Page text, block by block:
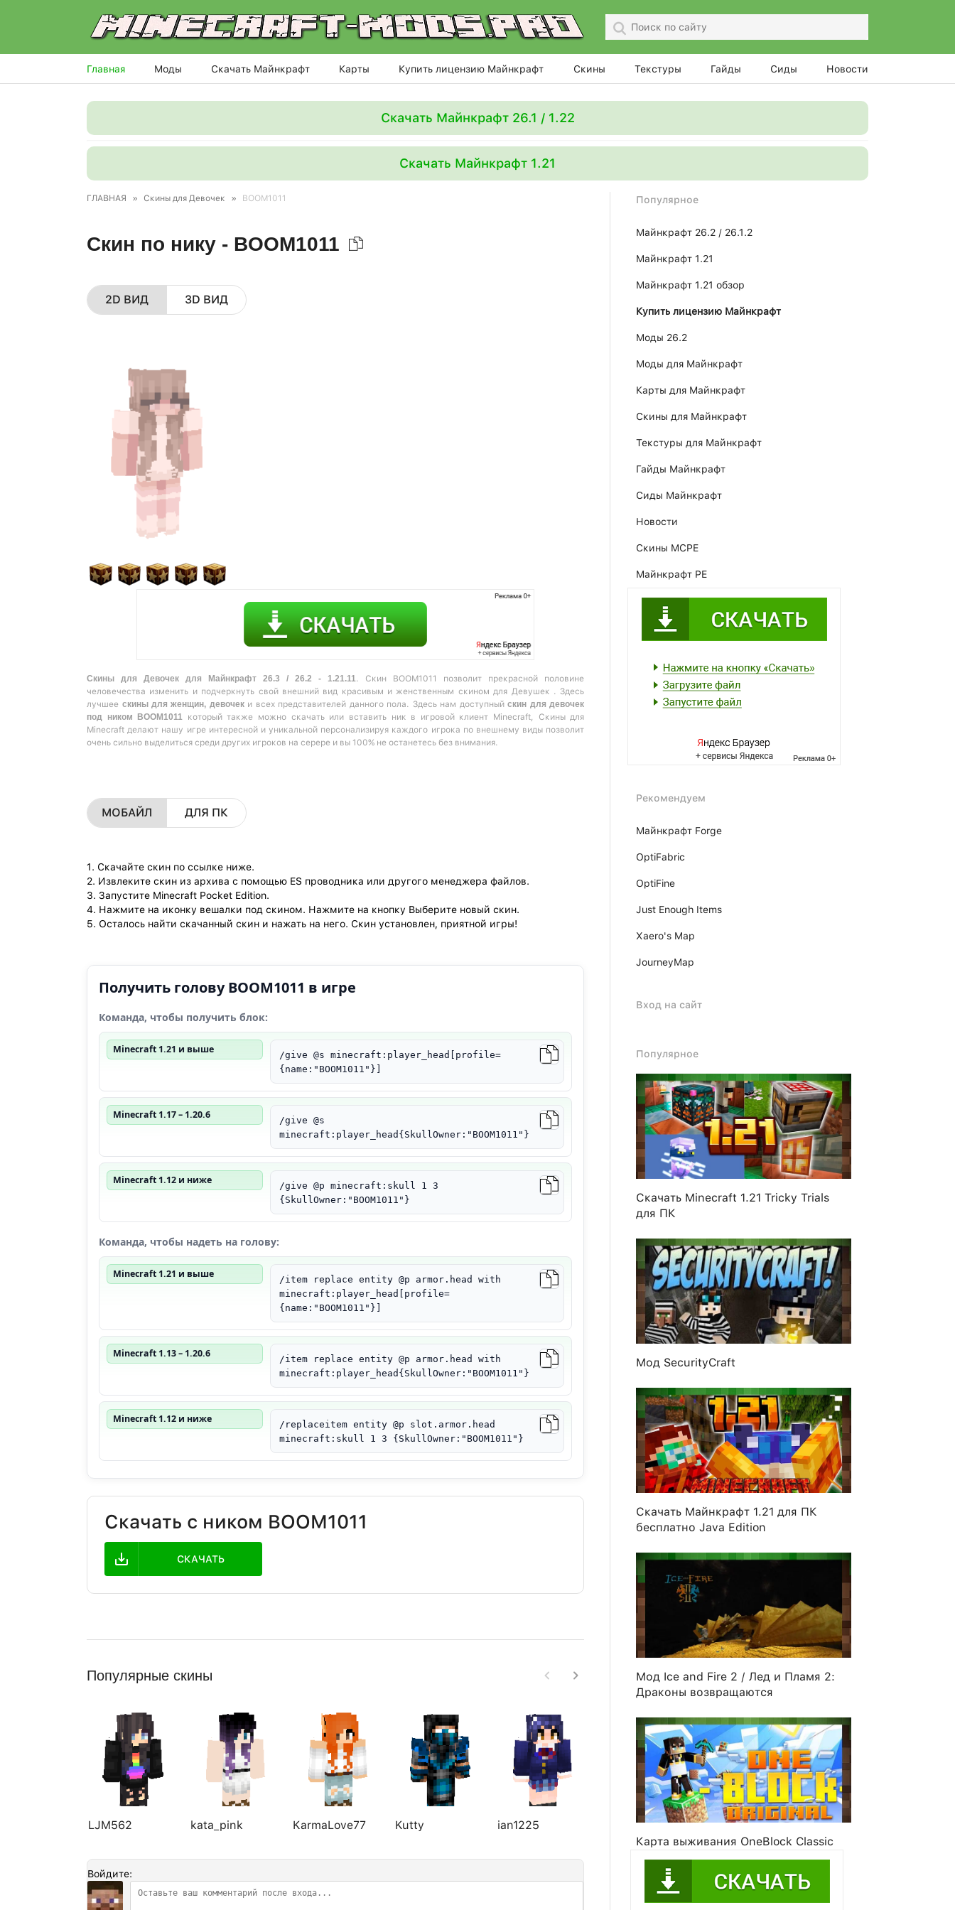
Главная Моды Скачать Майнкрафт Карты Купить лицензию Майнкрафт Скины Текстуры Гайды Сиды Новости
Скачать Майнкрафт 26.1 / 1.22
Скачать Майнкрафт 1.21
ГЛАВНАЯ » Скины для Девочек » BOOM1011
Скин по нику - BOOM1011
2D ВИД 3D ВИД
Скины для Девочек для Майнкрафт 26.3 / 26.2 - 1.21.11 . Скин BOOM1011 позволит прекрасной половине
человечества изменить и подчеркнуть свой внешний вид красивым и женственным скином для Девушек . Здесь
лучшее скины для женщин, девочеки всех представителей данного пола. Здесь нам доступныйскин для девочек
под ником BOOM1011 который также можно скачать или вставить ник в игровой клиент Minecraft, Скины для
Minecraft делают нашу игре интересной и уникальной персонализируя каждого игрока по внешнему виды позволит
очень сильно выделиться среди других игроков на серере и вы 100% не останетесь без внимания.
МОБАЙЛ ДЛЯ ПК
1. Скачайте скин по ссылке ниже.
2. Извлеките скин из архива с помощью ES проводника или другого менеджера файлов.
3. Запустите Minecraft Pocket Edition.
4. Нажмите на иконку вешалки под скином. Нажмите на кнопку Выберите новый скин.
5. Осталось найти скачанный скин и нажать на него. Скин установлен, приятной игры!
Получить голову BOOM1011 в игре
Команда, чтобы получить блок:
Minecraft 1.21 и выше
/give @s minecraft:player_head[profile=
{name:"BOOM1011"}]
Minecraft 1.17 – 1.20.6
/give @s
minecraft:player_head{SkullOwner:"BOOM1011"}
Minecraft 1.12 и ниже
/give @p minecraft:skull 1 3
{SkullOwner:"BOOM1011"}
Команда, чтобы надеть на голову:
Minecraft 1.21 и выше
/item replace entity @p armor.head with
minecraft:player_head[profile=
{name:"BOOM1011"}]
Minecraft 1.13 – 1.20.6
/item replace entity @p armor.head with
minecraft:player_head{SkullOwner:"BOOM1011"}
Minecraft 1.12 и ниже
/replaceitem entity @p slot.armor.head
minecraft:skull 1 3 {SkullOwner:"BOOM1011"}
Скачать с ником BOOM1011
СКАЧАТЬ
Популярные скины
LJM562 kata_pink KarmaLove77 Kutty ian1225 PrincessAzulica MrVaginaPounder Chensanity
Войдите:
Популярное
Майнкрафт 26.2 / 26.1.2
Майнкрафт 1.21
Майнкрафт 1.21 обзор
Купить лицензию Майнкрафт
Моды 26.2
Моды для Майнкрафт
Карты для Майнкрафт
Скины для Майнкрафт
Текстуры для Майнкрафт
Гайды Майнкрафт
Сиды Майнкрафт
Новости
Скины MCPE
Майнкрафт PE
Рекомендуем
Майнкрафт Forge
OptiFabric
OptiFine
Just Enough Items
Xаero's Mаp
JourneyMap
Вход на сайт
Популярное
Скачать Minecraft 1.21 Tricky Trials
для ПК
Мод SecurityCraft
Скачать Майнкрафт 1.21 для ПК
бесплатно Java Edition
Мод Ice and Fire 2 / Лед и Пламя 2:
Драконы возвращаются
Карта выживания OneBlock Classic